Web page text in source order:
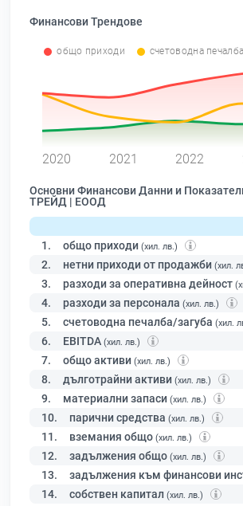
Финансови Трендове
общо приходи счетоводна печалба
2020 2021 2022
Основни Финансови Данни и
ТРЕЙД | ЕООД
1. общо приходи (хил. лв.)
2. нетни приходи от продажби (хил.
3. разходи за оперативна дейност
4. разходи за персонала (хил. лв.)
5. счетоводна печалба/загуба (хил.
6. EBITDA (хил. лв.)
7. общо активи (хил. лв.)
8. дълготрайни активи (хил. лв.)
9. материални запаси (хил. лв.)
10. парични средства (хил. лв.)
11. вземания общо (хил. лв.)
12. задължения общо (хил. лв.)
13. задължения към финансови
14. собствен капитал (хил. лв.)